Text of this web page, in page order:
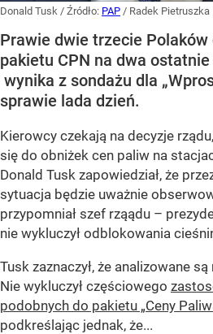
Donald Tusk / Źródło: PAP / Radek Pietruszka
Prawie dwie trzecie
pakietu CPN na dwa
wynika z sondażu dla
sprawie lada dzień.
Kierowcy czekają na decyzje
się do obniżek cen paliw na
Donald Tusk zapowiedział, że
sytuacja będzie uważnie
przypomniał szef rząądu –
nie wykluczył odblokowania
Tusk zaznaczył, że analizowane
Nie wykluczył częściowego
podobnych do pakietu „Ceny
podkreślając jednak, że...